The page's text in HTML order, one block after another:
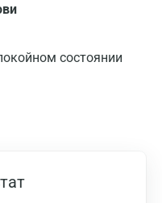
состоянии
заболевания и